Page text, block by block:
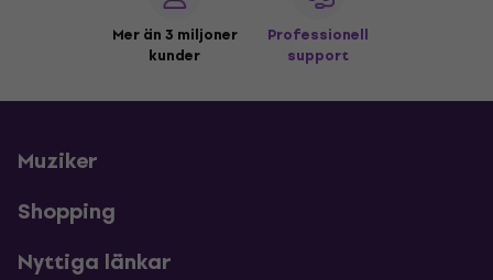
Mer än 3 miljoner
kunder
Professionell
support
Muziker
Shopping
Nyttiga länkar